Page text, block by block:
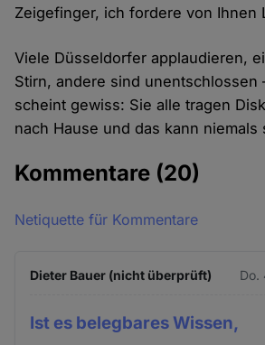
Zeigefinger, ich fordere von Ihnen
Viele Düsseldorfer applaudieren,
Stirn, andere sind unentschlossen
scheint gewiss: Sie alle tragen
nach Hause und das kann niemals
Kommentare (20)
Netiquette für Kommentare
Dieter Bauer (nicht überprüft) Do.
Ist es belegbares Wissen,